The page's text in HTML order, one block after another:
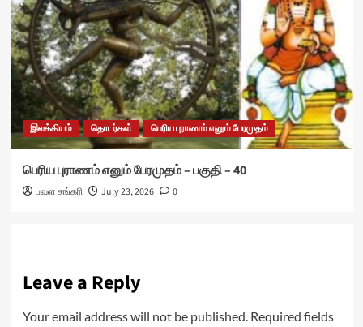
இலக்கியம் தொடர்கள் பெரிய புராணம் எனும் பேரமுதம்
பெரிய புராணம் எனும் பேரமுதம் – பகுதி – 40
பவள சங்கரி July 23, 2026 0
Leave a Reply
Your email address will not be published. Required fields